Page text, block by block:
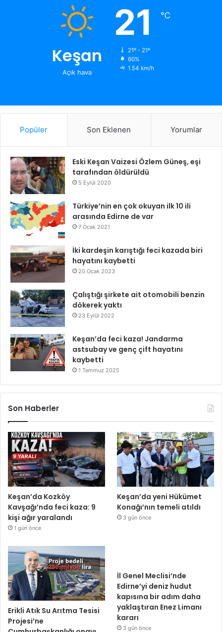
Keşan
Açık hava
21 ℃
21º - 21º
60%
1.54 km/h
Popüler Son Eklenen Yorumlar
Eski Keşan Vaizesi Özlem Güneş, eşi
tarafından öldürüldü
5 Eylül 2020
Türkiye’nin en çok okuyan ilk 10 ili
arasında Edirne de var
7 Ocak 2021
İki kardeşin karıştığı feci kazada biri
hayatını kaybetti
20 Ocak 2023
Çalıştığı şirkete ait otomobili benzin
dökerek yaktı
23 Eylül 2022
Keşan’da feci kaza! Jandarma
astsubay ve genç çift hayatını
kaybetti
1 Temmuz 2025
Son Haberler
Keşan’da Kozköy
Kavşağı’nda feci kaza: 9
kişi ağır yaralandı
1 gün önce
Keşan’da yeni Hükümet
Konağı’nın temeli atıldı
3 gün önce
Erikli Atık Su Arıtma Tesisi
Projesi’ne
İl Genel Meclisi’nde
Edirne’yi deniz hudut
kapısına bir adım daha
yaklaştıran Enez Limanı
kararı
3 gün önce